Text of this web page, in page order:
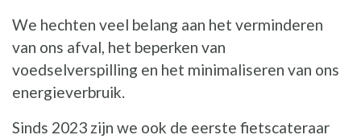
We hechten veel belang aan het verminderen
van ons afval, het beperken van
voedselverspilling en het minimaliseren van ons
energieverbruik.
Sinds 2023 zijn we ook de eerste fietscateraar